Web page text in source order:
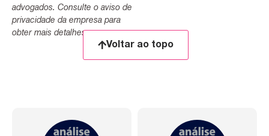
advogados. Consulte o aviso de
privacidade da empresa para
obter mais detalhes.
Voltar ao topo